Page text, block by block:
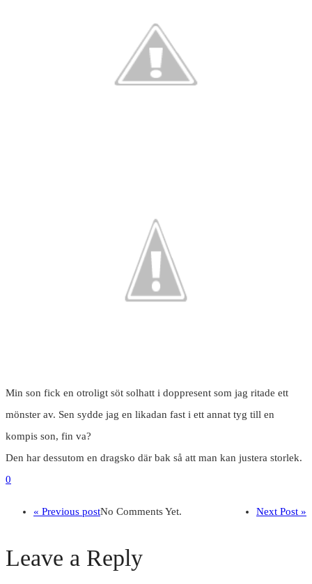
Min son fick en otroligt söt solhatt i doppresent som jag ritade ett
mönster av. Sen sydde jag en likadan fast i ett annat tyg till en
kompis son, fin va?
Den har dessutom en dragsko där bak så att man kan justera storlek.
0
« Previous post Next Post »
No Comments Yet.
Leave a Reply